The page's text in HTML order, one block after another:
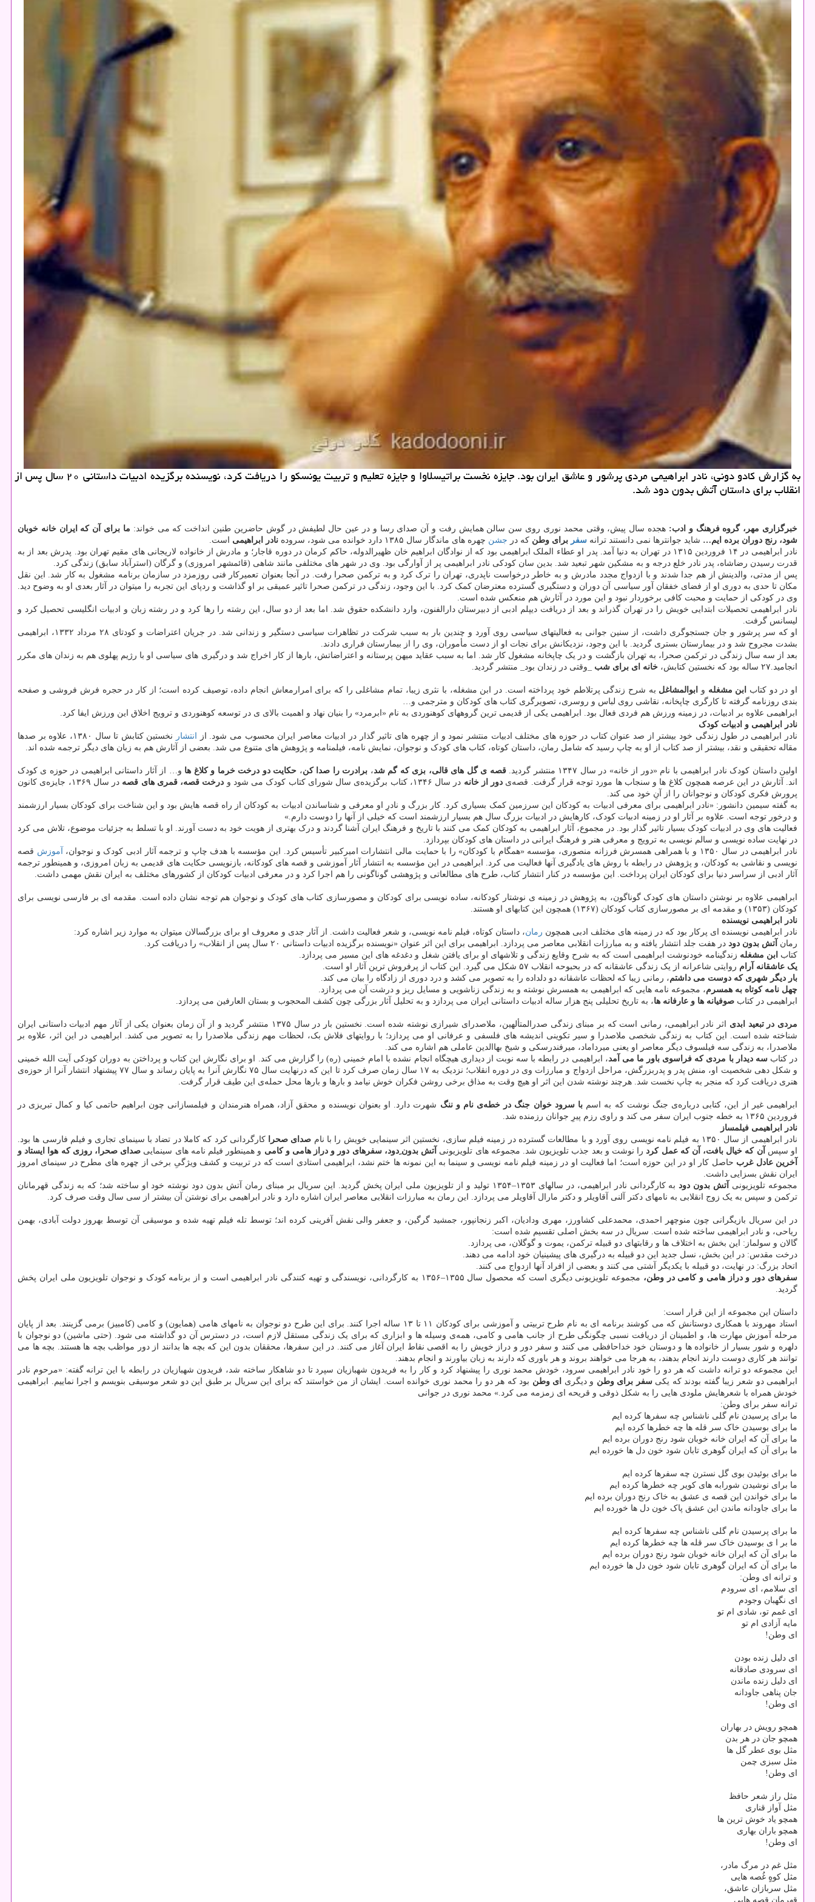
به گزارش کادو دونی، نادر ابراهیمی مردی پرشور و عاشق ایران بود. جایزه نخست براتیسلاوا و جایزه تعلیم و تربیت یونسکو را دریافت کرد، نویسنده برگزیده ادبیات داستانی ۲۰ سال پس از
انقلاب برای داستان آتش بدون دود شد.
خبرگزاری مهر، گروه فرهنگ و ادب: هجده سال پیش، وقتی محمد نوری روی سن سالن همایش رفت و آن صدای رسا و در عین حال لطیفش در گوش حاضرین طنین انداخت که می خواند: ما برای آن که ایران خانه خوبان
شود، رنج دوران برده ایم… شاید جوانترها نمی دانستند ترانه سفر برای وطن که در جشن چهره های ماندگار سال ۱۳۸۵ دارد خوانده می شود، سروده نادر ابراهیمی است.
نادر ابراهیمی در ۱۴ فروردین ۱۳۱۵ در تهران به دنیا آمد. پدر او عطاء الملک ابراهیمی بود که از نوادگان ابراهیم خان ظهیرالدوله، حاکم کرمان در دوره قاجار؛ و مادرش از خانواده لاریجانی های مقیم تهران بود. پدرش بعد از به
قدرت رسیدن رضاشاه، پدر نادر خلع درجه و به مشکین شهر تبعید شد. بدین سان کودکی نادر ابراهیمی پر از آوارگی بود. وی در شهر های مختلفی مانند شاهی (قائمشهر امروزی) و گرگان (استرآباد سابق) زندگی کرد.
پس از مدتی، والدینش از هم جدا شدند و با ازدواج مجدد مادرش و به خاطر درخواست ناپدری، تهران را ترک کرد و به ترکمن صحرا رفت. در آنجا بعنوان تعمیرکار فنی روزمزد در سازمان برنامه مشغول به کار شد. این نقل
مکان تا حدی به دوری او از فضای خفقان آور سیاسی آن دوران و دستگیری گسترده معترضان کمک کرد. با این وجود، زندگی در ترکمن صحرا تاثیر عمیقی بر او گذاشت و ردپای این تجربه را میتوان در آثار بعدی او به وضوح دید.
وی در کودکی از حمایت و محبت کافی برخوردار نبود و این مورد در آثارش هم منعکس شده است.
نادر ابراهیمی تحصیلات ابتدایی خویش را در تهران گذراند و بعد از دریافت دیپلم ادبی از دبیرستان دارالفنون، وارد دانشکده حقوق شد. اما بعد از دو سال، این رشته را رها کرد و در رشته زبان و ادبیات انگلیسی تحصیل کرد و
لیسانس گرفت.
او که سر پرشور و جان جستجوگری داشت، از سنین جوانی به فعالیتهای سیاسی روی آورد و چندین بار به سبب شرکت در تظاهرات سیاسی دستگیر و زندانی شد. در جریان اعتراضات و کودتای ۲۸ مرداد ۱۳۳۲، ابراهیمی
بشدت مجروح شد و در بیمارستان بستری گردید. با این وجود، نزدیکانش برای نجات او از دست مأموران، وی را از بیمارستان فراری دادند.
بعد از سه سال زندگی در ترکمن صحرا، به تهران بازگشت و در یک چاپخانه مشغول کار شد. اما به سبب عقاید میهن پرستانه و اعتراضاتش، بارها از کار اخراج شد و درگیری های سیاسی او با رژیم پهلوی هم به زندان های مکرر
انجامید.۲۷ ساله بود که نخستین کتابش،
خانه ای برای شب _وقتی در زندان بود_ منتشر گردید.
او در دو کتاب ابن مشغله و ابوالمشاغل به شرح زندگی پرتلاطم خود پرداخته است. در ابن مشغله، با نثری زیبا، تمام مشاغلی را که برای امرارمعاش انجام داده، توصیف کرده است؛ از کار در حجره فرش فروشی و صفحه
بندی روزنامه گرفته تا کارگری چاپخانه، نقاشی روی لباس و روسری، تصویرگری کتاب های کودکان و مترجمی و…
ابراهیمی علاوه بر ادبیات، در زمینه ورزش هم فردی فعال بود. ابراهیمی یکی از قدیمی ترین گروههای کوهنوردی به نام «ابرمرد» را بنیان نهاد و اهمیت بالای ی در توسعه کوهنوردی و ترویج اخلاق این ورزش ایفا کرد.
نادر ابراهیمی و ادبیات کودک
نادر ابراهیمی در طول زندگی خود بیشتر از صد عنوان کتاب در حوزه های مختلف ادبیات منتشر نمود و از چهره های تاثیر گذار در ادبیات معاصر ایران محسوب می شود. از
انتشار
نخستین کتابش تا سال ۱۳۸۰، علاوه بر صدها
مقاله تحقیقی و نقد، بیشتر از صد کتاب از او به چاپ رسید که شامل رمان، داستان کوتاه، کتاب های کودک و نوجوان، نمایش نامه، فیلمنامه و پژوهش های متنوع می شد. بعضی از آثارش هم به زبان های دیگر ترجمه شده اند.
اولین داستان کودک نادر ابراهیمی با نام «دور از خانه» در سال ۱۳۴۷ منتشر گردید. قصه ی گل های قالی، بزی که گم شد، برادرت را صدا کن، حکایت دو درخت خرما و کلاغ ها و… از آثار داستانی ابراهیمی در حوزه ی کودک
اند. آثارش در این عرصه همچون کلاغ ها و سنجاب ها مورد توجه قرار گرفت. قصه‌ی دور از خانه در سال ۱۳۴۶، کتاب برگزیده‌ی سال شورای کتاب کودک می شود و درخت قصه، قمری های قصه
در سال ۱۳۶۹، جایزه‌ی کانون
پرورش فکری کودکان و نوجوانان را از آنِ خود می کند.
به گفته سیمین دانشور: «نادر ابراهیمی برای معرفی ادبیات به کودکان این سرزمین کمک بسیاری کرد. کار بزرگ و نادرِ او معرفی و شناساندن ادبیات به کودکان از راه قصه هایش بود و این شناخت برای کودکان بسیار ارزشمند
و درخور توجه است. علاوه بر آثار او در زمینه ادبیات کودک، کارهایش در ادبیات بزرگ سال هم بسیار ارزشمند است که خیلی از آنها را دوست دارم.»
فعالیت های وی در ادبیات کودک بسیار تاثیر گذار بود. در مجموع، آثار ابراهیمی به کودکان کمک می کنند با تاریخ و فرهنگ ایران آشنا گردند و درک بهتری از هویت خود به دست آورند. او با تسلط به جزئیات موضوع، تلاش می کرد
در نهایت ساده نویسی و سالم نویسی به ترویج و معرفی هنر و فرهنگ ایرانی در داستان های کودکان بپردازد.
نادر ابراهیمی در سال ۱۳۵۰ و با همراهی همسرش فرزانه منصوری، مؤسسه «همگام با کودکان» را با حمایت مالی انتشارات امیرکبیر تأسیس کرد. این مؤسسه با هدف چاپ و ترجمه آثار ادبی کودک و نوجوان،
آموزش قصه
نویسی و نقاشی به کودکان، و پژوهش در رابطه با روش های یادگیری آنها فعالیت می کرد. ابراهیمی در این مؤسسه به انتشار آثار آموزشی و قصه های کودکانه، بازنویسی حکایت های قدیمی به زبان امروزی، و همینطور ترجمه
آثار ادبی از سراسر دنیا برای کودکان ایران پرداخت. این مؤسسه در کنار انتشار کتاب، طرح های مطالعاتی و پژوهشی گوناگونی را هم اجرا کرد و در معرفی ادبیات کودکان از کشورهای مختلف به ایران نقش مهمی داشت.
ابراهیمی علاوه بر نوشتن داستان های کودک گوناگون، به پژوهش در زمینه ی نوشتار کودکانه، ساده نویسی برای کودکان و مصورسازی کتاب های کودک و نوجوان هم توجه نشان داده است. مقدمه ای بر فارسی نویسی برای
کودکان (۱۳۵۳) و مقدمه ای بر مصورسازی کتاب کودکان (۱۳۶۷) همچون این کتابهای او هستند.
نادر ابراهیمی نویسنده
نادر ابراهیمی نویسنده ای پرکار بود که در زمینه های مختلف ادبی همچون رمان، داستان کوتاه، فیلم نامه نویسی، و شعر فعالیت داشت. از آثار جدی و معروف او برای بزرگسالان میتوان به موارد زیر اشاره کرد:
رمان آتش بدون دود در هفت جلد انتشار یافته و به مبارزات انقلابی معاصر می پردازد. ابراهیمی برای این اثر عنوان «نویسنده برگزیده ادبیات داستانی ۲۰ سال پس از انقلاب» را دریافت کرد.
کتاب ابن مشغله زندگینامه خودنوشت ابراهیمی است که به شرح وقایع زندگی و تلاشهای او برای یافتن شغل و دغدغه های این مسیر می پردازد.
یک عاشقانه آرام روایتی شاعرانه از یک زندگی عاشقانه که در بحبوحه انقلاب ۵۷ شکل می گیرد. این کتاب از پرفروش ترین آثار او است.
بار دیگر شهری که دوست می داشتم، رمانی زیبا که لحظات عاشقانه دو دلداده را به تصویر می کشد و درد دوری از زادگاه را بیان می کند.
چهل نامه کوتاه به همسرم، مجموعه نامه هایی که ابراهیمی به همسرش نوشته و به زندگی زناشویی و مسایل ریز و درشت آن می پردازد.
ابراهیمی در کتاب صوفیانه ها و عارفانه ها، به تاریخ تحلیلی پنج هزار ساله ادبیات داستانی ایران می پردازد و به تحلیل آثار بزرگی چون کشف المحجوب و بستان العارفین می پردازد.
مردی در تبعید ابدی
اثر نادر ابراهیمی، رمانی است که بر مبنای زندگی صدرالمتألهین، ملاصدرای شیرازی نوشته شده است. نخستین بار در سال ۱۳۷۵ منتشر گردید و از آن زمان بعنوان یکی از آثار مهم ادبیات داستانی ایران
شناخته شده است. این کتاب به زندگی شخصی ملاصدرا و سیر تکوینی اندیشه های فلسفی و عرفانی او می پردازد؛ با روایتهای فلاش بک، لحظات مهم زندگی ملاصدرا را به تصویر می کشد. ابراهیمی در این اثر، علاوه بر
ملاصدرا، به زندگی سه فیلسوف دیگر معاصر او یعنی میرداماد، میرفندرسکی و شیخ بهاالدین عاملی هم اشاره می کند.
در کتاب سه دیدار با مردی که فراسوی باور ما می آمد، ابراهیمی در رابطه با سه نوبت از دیداری هیچگاه انجام نشده با امام خمینی (ره) را گزارش می کند. او برای نگارش این کتاب و پرداختن به دوران کودکی آیت الله خمینی
و شکل دهی شخصیت او، منش پدر و پدربزرگش، مراحل ازدواج و مبارزات وی در دوره انقلاب؛ نزدیک به ۱۷ سال زمان صرف کرد تا این که درنهایت سال ۷۵ نگارش آنرا به پایان رساند و سال ۷۷ پیشنهاد انتشار آنرا از حوزه‌ی
هنری دریافت کرد که منجر به چاپ نخست شد. هرچند نوشته شدن این اثر او هیچ وقت به مذاق برخی روشن فکران خوش نیامد و بارها و بارها محل حمله‌ی این طیف قرار گرفت.
ابراهیمی غیر از این، کتابی درباره‌ی جنگ نوشت که به اسم با سرود خوان جنگ در خطه‌ی نام و ننگ شهرت دارد. او بعنوان نویسنده و محقق آزاد، همراه هنرمندان و فیلمسازانی چون ابراهیم حاتمی کیا و کمال تبریزی در
فروردین ۱۳۶۵ به خطه جنوب ایران سفر می کند و راوی رزم پیرِ جوانان رزمنده شد.
نادر ابراهیمی فیلمساز
نادر ابراهیمی از سال ۱۳۵۰ به فیلم نامه نویسی روی آورد و با مطالعات گسترده در زمینه فیلم سازی، نخستین اثر سینمایی خویش را با نام
صدای صحرا
کارگردانی کرد که کاملا در تضاد با سینمای تجاری و فیلم فارسی ها بود.
او سپس آن که خیال بافت، آن که عمل کردرا نوشت و بعد جذب تلویزیون شد. مجموعه های تلویزیونی آتش بدون ِدود، سفرهای دور و دراز هامی و کامی و همینطور فیلم نامه های سینمایی صدای صحرا، روزی که هوا ایستاد و
آخرین عادل غرب حاصل کار او در این حوزه است؛ اما فعالیت او در زمینه فیلم نامه نویسی و سینما به این نمونه ها ختم نشد، ابراهیمی استادی است که در تربیت و کشف ویژگیِ برخی از چهره های مطرح در سینمای امروز
ایران نقش بسزایی داشت.
مجموعه تلویزیونی آتش بدون دود
به کارگردانی نادر ابراهیمی، در سالهای ۱۳۵۳–۱۳۵۴ تولید و از تلویزیون ملی ایران پخش گردید. این سریال بر مبنای رمان آتش بدون دود نوشته خود او ساخته شد؛ که به زندگی قهرمانان
ترکمن و سپس به یک زوج انقلابی به نامهای دکتر آلنی آقاویلر و دکتر مارال آقاویلر می پردازد. این رمان به مبارزات انقلابی معاصر ایران اشاره دارد و نادر ابراهیمی برای نوشتن آن بیشتر از سی سال وقت صرف کرد.
در این سریال بازیگرانی چون منوچهر احمدی، محمدعلی کشاورز، مهری ودادیان، اکبر زنجانپور، جمشید گرگین، و جعفر والی نقش آفرینی کرده اند؛ توسط تله فیلم تهیه شده و موسیقی آن توسط بهروز دولت آبادی، بهمن
ریاحی، و نادر ابراهیمی ساخته شده است. سریال در سه بخش اصلی تقسیم شده است:
گالان و سولماز: این بخش به اختلاف ها و رقابتهای دو قبیله ترکمن، یموت و گوگلان، می پردازد.
درخت مقدس: در این بخش، نسل جدید این دو قبیله به درگیری های پیشینیان خود ادامه می دهند.
اتحاد بزرگ: در نهایت، دو قبیله با یکدیگر آشتی می کنند و بعضی از افراد آنها ازدواج می کنند.
سفرهای دور و دراز هامی و کامی در وطن،
مجموعه تلویزیونی دیگری است که محصول سال ۱۳۵۵–۱۳۵۶ به کارگردانی، نویسندگی و تهیه کنندگی نادر ابراهیمی است و از برنامه کودک و نوجوان تلویزیون ملی ایران پخش
گردید.
داستان این مجموعه از این قرار است:
استاد مهروند با همکاری دوستانش که می کوشند برنامه ای به نام طرح تربیتی و آموزشی برای کودکان ۱۱ تا ۱۳ ساله اجرا کنند. برای این طرح دو نوجوان به نامهای هامی (همایون) و کامی (کامبیز) برمی گزینند. بعد از پایان
مرحله آموزش مهارت ها، و اطمینان از دریافت نسبی چگونگی طرح از جانب هامی و کامی، همه‌ی وسیله ها و ابزاری که برای یک زندگی مستقل لازم است، در دسترس آن دو گذاشته می شود. (حتی ماشین) دو نوجوان با
دلهره و شور بسیار از خانواده ها و دوستان خود خداحافظی می کنند و سفر دور و دراز خویش را به اقصی نقاط ایران آغاز می کنند. در این سفرها، محققان بدون این که بچه ها بدانند از دور مواظب بچه ها هستند. بچه ها می
توانند هر کاری دوست دارند انجام بدهند، به هرجا می خواهند بروند و هر باوری که دارند به زبان بیاورند و انجام بدهند.
این مجموعه دو ترانه داشت که هر دو را خود نادر ابراهیمی سرود، خودش محمد نوری را پیشنهاد کرد و کار را به فریدون شهبازیان سپرد تا دو شاهکار ساخته شد، فریدون شهبازیان در رابطه با این ترانه گفته: «مرحوم نادر
ابراهیمی دو شعر زیبا گفته بودند که یکی سفر برای وطن و دیگری ای وطن بود که هر دو را محمد نوری خوانده است. ایشان از من خواستند که برای این سریال بر طبق این دو شعر موسیقی بنویسم و اجرا نماییم. ابراهیمی
خودش همراه با شعرهایش ملودی هایی را به شکل ذوقی و قریحه ای زمزمه می کرد.» محمد نوری در جوانی
ترانه سفر برای وطن:
ما برای پرسیدن نام گلی ناشناس چه سفرها کرده ایم
ما برای بوسیدن خاک سر قله ها چه خطرها کرده ایم
ما برای آن که ایران خانه خوبان شود رنج دوران برده ایم
ما برای آن که ایران گوهری تابان شود خون دل ها خورده ایم
ما برای بوئیدن بوی گل نسترن چه سفرها کرده ایم
ما برای نوشیدن شورابه های کویر چه خطرها کرده ایم
ما برای خواندن این قصه ی عشق به خاک رنج دوران برده ایم
ما برای جاودانه ماندن این عشق پاک خون دل ها خورده ایم
ما برای پرسیدن نام گلی ناشناس چه سفرها کرده ایم
ما بر ا ی بوسیدن خاک سر قله ها چه خطرها کرده ایم
ما برای آن که ایران خانه خوبان شود رنج دوران برده ایم
ما برای آن که ایران گوهری تابان شود خون دل ها خورده ایم
و ترانه ای وطن:
ای سلامم، ای سرودم
ای نگهبان وجودم
ای غمم تو، شادی ام تو
مایه آزادی ام تو
ای وطن!
ای دلیل زنده بودن
ای سرودی صادقانه
ای دلیل زنده ماندن
جان پناهی جاودانه
ای وطن!
همچو رویش در بهاران
همچو جان در هر بدن
مثل بوی عطر گل ها
مثل سبزی چمن
ای وطن!
مثل راز شعر حافظ
مثل آواز قناری
همچو یاد خوش ترین ها
همچو باران بهاری
ای وطن!
مثل غم در مرگ مادر،
مثل کوهٍ غُصه هایی
مثل سربازان عاشق،
قهرمان قصه هایی